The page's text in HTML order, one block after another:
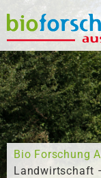
Wonach suchen Sie?
Bio Forschung
Landwirtschaft